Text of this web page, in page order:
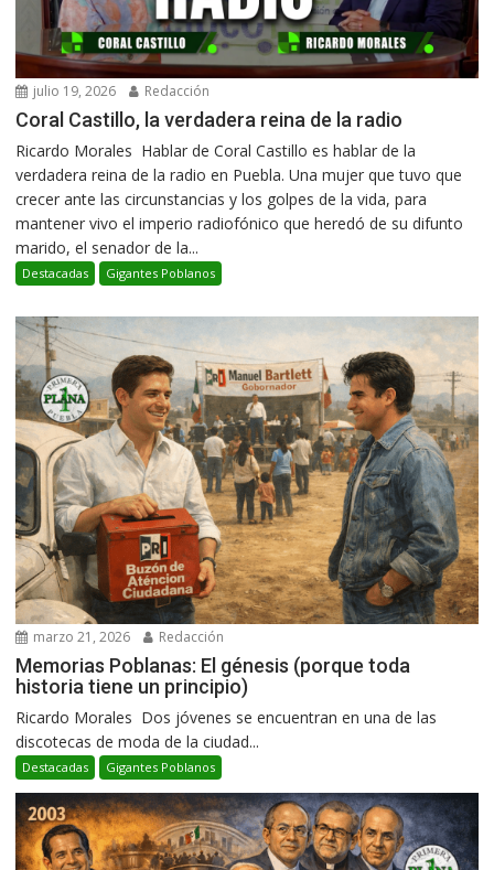
julio 19, 2026 Redacción
Coral Castillo, la verdadera reina de la radio
Ricardo Morales Hablar de Coral Castillo es hablar de la
verdadera reina de la radio en Puebla. Una mujer que tuvo que
crecer ante las circunstancias y los golpes de la vida, para
mantener vivo el imperio radiofónico que heredó de su difunto
marido, el senador de la...
Destacadas Gigantes Poblanos
marzo 21, 2026 Redacción
Memorias Poblanas: El génesis (porque toda
historia tiene un principio)
Ricardo Morales Dos jóvenes se encuentran en una de las
discotecas de moda de la ciudad...
Destacadas Gigantes Poblanos